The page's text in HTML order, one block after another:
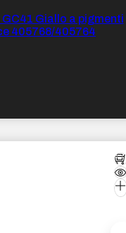
Giallo a pigmenti
405768/405764